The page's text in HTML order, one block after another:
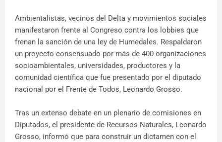
Ambientalistas, vecinos del Delta y movimientos sociales
manifestaron frente al Congreso contra los lobbies que
frenan la sanción de una ley de Humedales. Respaldaron
un proyecto consensuado por más de 400 organizaciones
socioambientales, universidades, productores y la
comunidad científica que fue presentado por el diputado
nacional por el Frente de Todos, Leonardo Grosso.
Tras un extenso debate en un plenario de comisiones en
Diputados, el presidente de Recursos Naturales, Leonardo
Grosso, informó que para construir un dictamen con el